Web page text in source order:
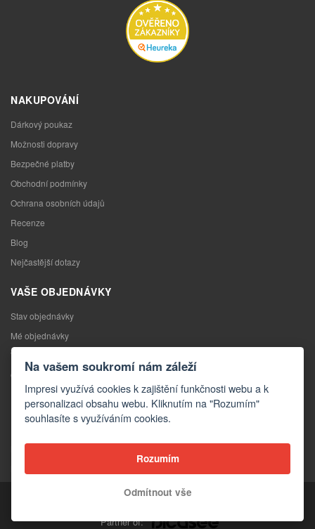
NAKUPOVÁNÍ
Dárkový poukaz
Možnosti dopravy
Bezpečné platby
Obchodní podmínky
Ochrana osobních údajů
Recenze
Blog
Nejčastější dotazy
VAŠE OBJEDNÁVKY
Stav objednávky
Mé objednávky
Výměna zboží
Odstoupení od kupní smlouvy
Reklamace
KONTAKTY
Kontakty
Copyright © 2026 Impresi
Partner of:
Na vašem soukromí nám záleží
Impresi využívá cookies k zajištění funkčnosti webu a k
personalizaci obsahu webu. Kliknutím na "Rozumím"
souhlasíte s využíváním cookies.
Rozumím
Odmítnout vše